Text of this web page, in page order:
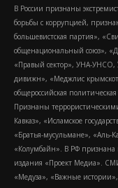
В России признаны
борьбы с коррупцией,
большевистская партия»,
общенациональный союз»,
«Правый сектор», УНА-
дивижн», «Меджлис
общероссийская
Признаны
Кавказ», «Исламское
«Братья-мусульмане», «Аль-
«Колумбайн». В РФ признана
издания «Проект Медиа».
«Медуза», «Важные